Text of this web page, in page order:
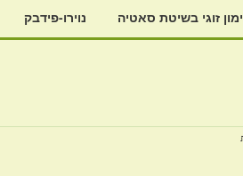
נוירו-פידבק זוגי בשיטת סאטיה